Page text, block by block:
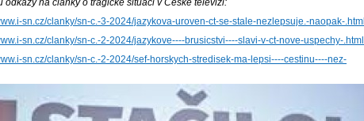
odkazy na články o tragické situaci v České televizi:
sn.cz/clanky/sn-c.-3-2024/jazykova-uroven-ct-se-stale-nezlepsuje.-naopak-.html
sn.cz/clanky/sn-c.-2-2024/jazykove----brusicstvi----slavi-v-ct-nove-uspechy-.html
sn.cz/clanky/sn-c.-2-2024/sef-horskych-stredisek-ma-lepsi----cestinu----nez-